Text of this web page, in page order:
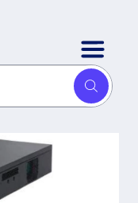
16P-EI NVR
rostros, SMD+ 8